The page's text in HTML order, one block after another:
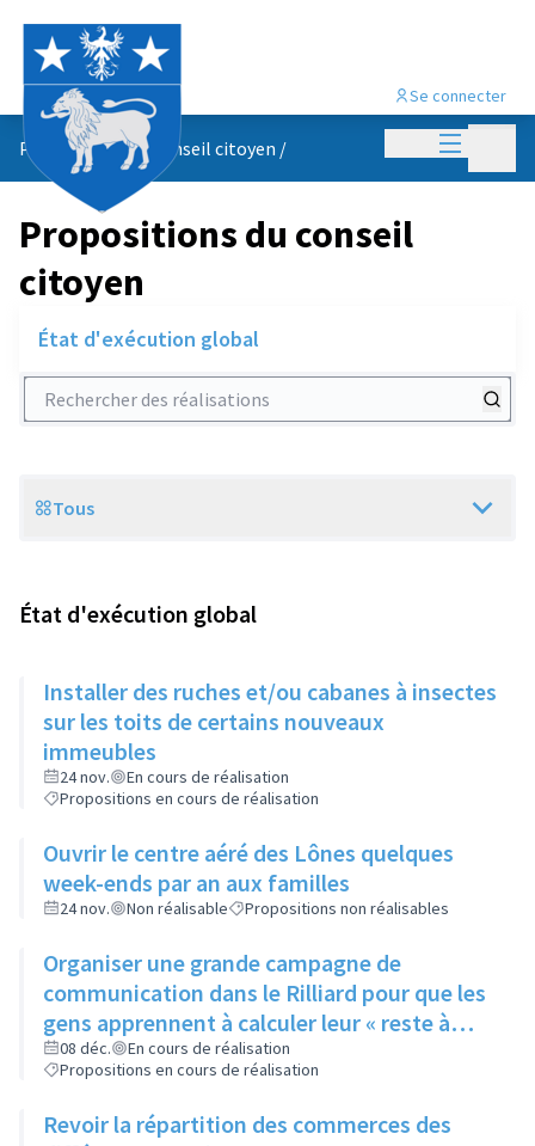
Menu
Se connecter
Propositions du conseil citoyen /
Propositions du conseil
citoyen
État d'exécution global
Rechercher des réalisations
Scope
Tous
État d'exécution global
Installer des ruches et/ou cabanes à insectes
sur les toits de certains nouveaux
immeubles
24 nov.
En cours de réalisation
Propositions en cours de réalisation
Ouvrir le centre aéré des Lônes quelques
week-ends par an aux familles
24 nov. Non réalisable Propositions non réalisables
Organiser une grande campagne de
communication dans le Rilliard pour que les
gens apprennent à calculer leur « reste à
vivre »
08 déc.
En cours de réalisation
Propositions en cours de réalisation
Revoir la répartition des commerces des